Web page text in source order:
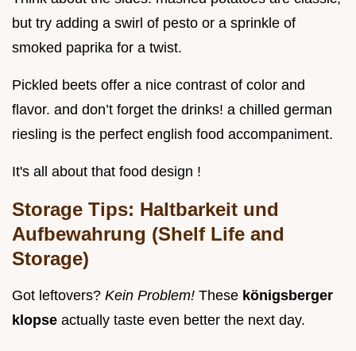
but try adding a swirl of pesto or a sprinkle of
smoked paprika for a twist.
Pickled beets offer a nice contrast of color and
flavor. and don’t forget the drinks! a chilled german
riesling is the perfect english food accompaniment.
It's all about that food design !
Storage Tips: Haltbarkeit und
Aufbewahrung (Shelf Life and
Storage)
Got leftovers? Kein Problem! These königsberger
klopse actually taste even better the next day.